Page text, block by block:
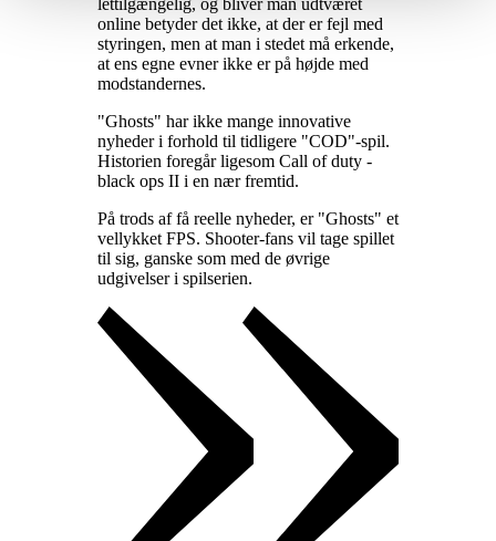
lettilgængelig, og bliver man udtværet
online betyder det ikke, at der er fejl med
styringen, men at man i stedet må erkende,
at ens egne evner ikke er på højde med
modstandernes.
"Ghosts" har ikke mange innovative
nyheder i forhold til tidligere "COD"-spil.
Historien foregår ligesom Call of duty -
black ops II i en nær fremtid.
På trods af få reelle nyheder, er "Ghosts" et
vellykket FPS. Shooter-fans vil tage spillet
til sig, ganske som med de øvrige
udgivelser i spilserien.